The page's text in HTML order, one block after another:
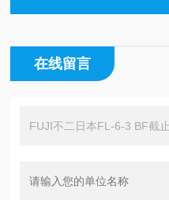
在线留言